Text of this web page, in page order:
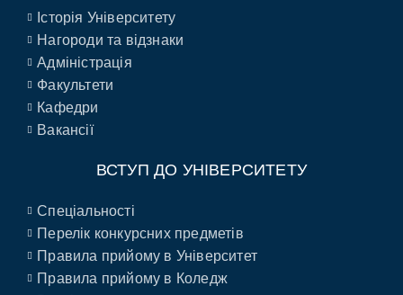
Історія Університету
Нагороди та відзнаки
Адміністрація
Факультети
Кафедри
Вакансії
ВСТУП ДО УНІВЕРСИТЕТУ
Спеціальності
Перелік конкурсних предметів
Правила прийому в Університет
Правила прийому в Коледж